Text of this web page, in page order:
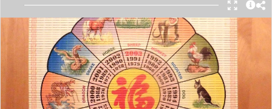
Наступает плавное завершение осени по
китайскому календарю. Октябрь, начинающийся
по китайскому гороскопу 9 числа, — последний
месяц сезона в их системе координат.
Подробнее